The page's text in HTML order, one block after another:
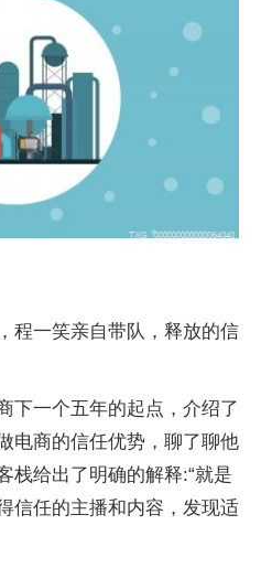
程一笑亲自带队，释放的信
下一个五年的起点，介绍了
电商的信任优势，聊了聊他
栈给出了明确的解释:“就是
信任的主播和内容，发现适